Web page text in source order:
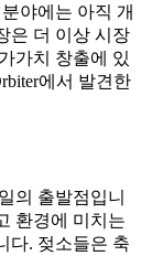
야에는 아직 개
은 더 이상 시장
가치 창출에 있
에서 발견한
의 출발점입니
환경에 미치는
다. 젖소들은 축